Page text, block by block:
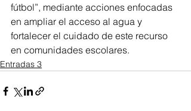
fútbol”, mediante acciones enfocadas
en ampliar el acceso al agua y
fortalecer el cuidado de este recurso
en comunidades escolares.
Entradas 3